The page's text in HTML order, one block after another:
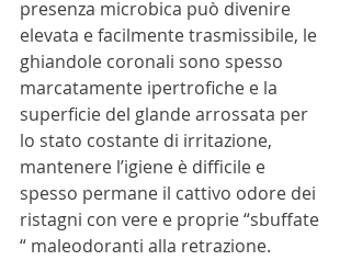
presenza microbica può divenire
elevata e facilmente trasmissibile, le
ghiandole coronali sono spesso
marcatamente ipertrofiche e la
superficie del glande arrossata per
lo stato costante di irritazione,
mantenere l’igiene è difficile e
spesso permane il cattivo odore dei
ristagni con vere e proprie “sbuffate
“ maleodoranti alla retrazione.